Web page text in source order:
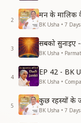
2
मन के मालिक
BK Usha • 7
3
सबको सुनाइए
BK Usha •
4
EP 42 - BK
BK Usha •
5
कुछ रहस्यों के
BK Usha • 7